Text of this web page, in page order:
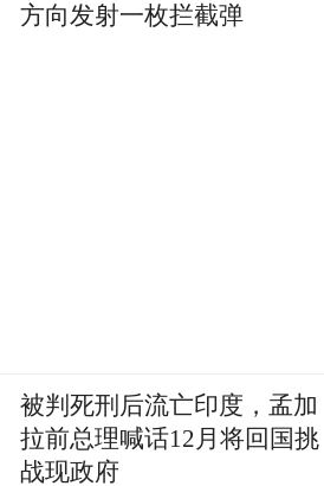
方向发射一枚拦截弹
被判死刑后流亡印度，孟加
拉前总理喊话12月将回国挑
战现政府